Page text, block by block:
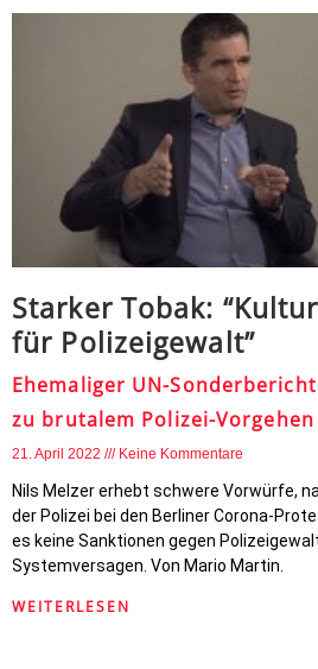
Starker Tobak:
für Polizeigewalt”
Ehemaliger UN-
zu brutalem Polizei-
21. April 2022 Keine Kommentare
Nils Melzer erhebt schwere Vorwürfe,
der Polizei bei den Berliner Corona-
es keine Sanktionen gegen
Systemversagen. Von Mario Martin.
WEITERLESEN